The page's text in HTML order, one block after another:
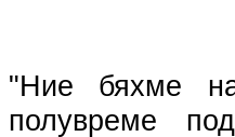
"Ние бяхме
полувреме